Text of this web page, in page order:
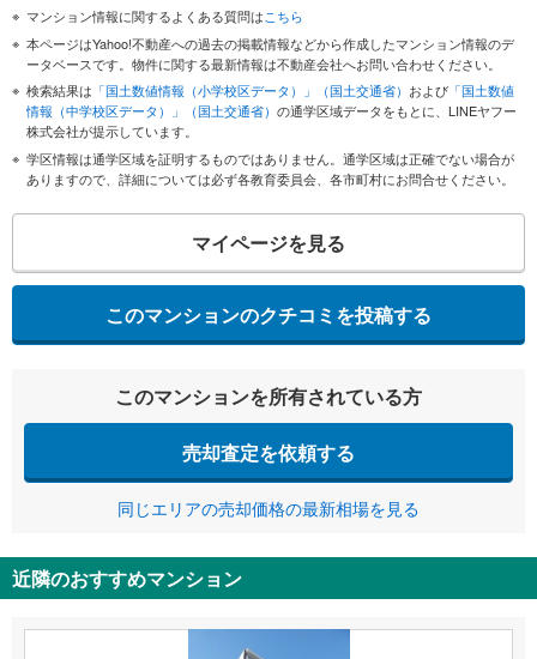
マンション情報に関するよくある質問はこちら
本ページはYahoo!不動産への過去の掲載情報などから作成したマンション情報のデ
ータベースです。物件に関する最新情報は不動産会社へお問い合わせください。
検索結果は 「国土数値情報（小学校区データ）」（国土交通省） および 「国土数値
情報（中学校区データ）」（国土交通省） の通学区域データをもとに、LINEヤフー
株式会社が提示しています。
学区情報は通学区域を証明するものではありません。通学区域は正確でない場合が
ありますので、詳細については必ず各教育委員会、各市町村にお問合せください。
マイページを見る
このマンションのクチコミを投稿する
このマンションを所有されている方
売却査定を依頼する
同じエリアの売却価格の最新相場を見る
近隣のおすすめマンション